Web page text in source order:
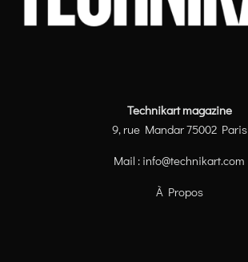
Technikart magazine
9, rue Mandar 75002 Paris
Mail : info@technikart.com
À Propos